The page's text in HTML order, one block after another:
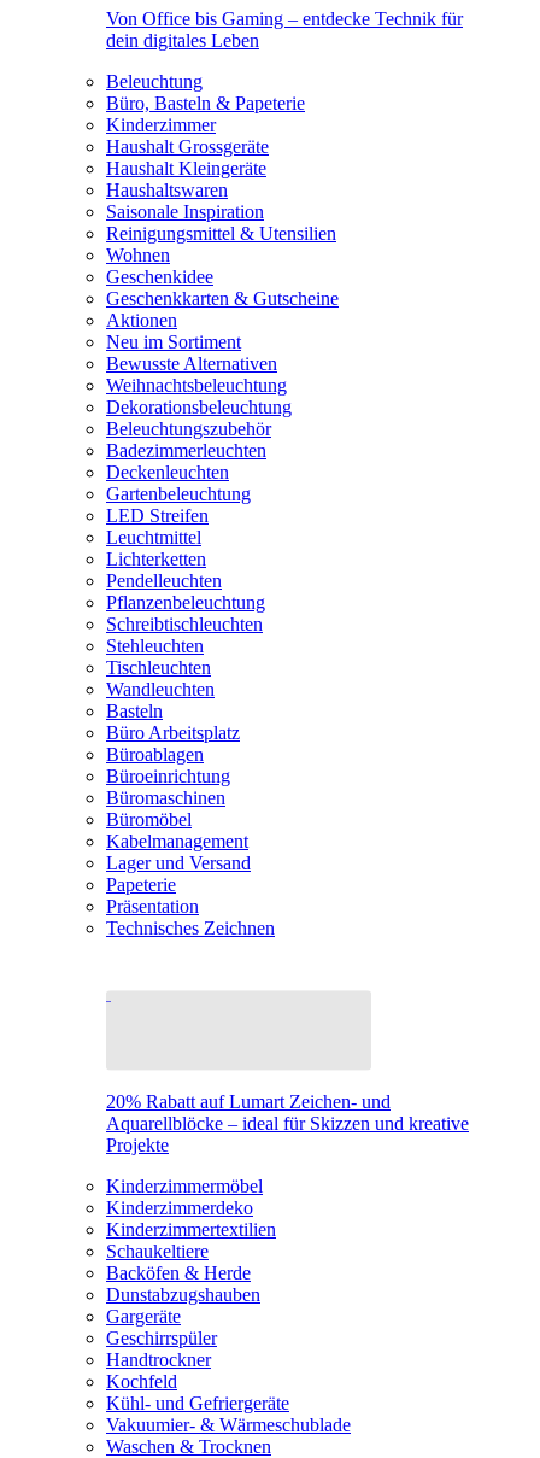
Von Office bis Gaming – entdecke Technik für
dein digitales Leben
Beleuchtung
Büro, Basteln & Papeterie
Kinderzimmer
Haushalt Grossgeräte
Haushalt Kleingeräte
Haushaltswaren
Saisonale Inspiration
Reinigungsmittel & Utensilien
Wohnen
Geschenkidee
Geschenkkarten & Gutscheine
Aktionen
Neu im Sortiment
Bewusste Alternativen
Weihnachtsbeleuchtung
Dekorationsbeleuchtung
Beleuchtungszubehör
Badezimmerleuchten
Deckenleuchten
Gartenbeleuchtung
LED Streifen
Leuchtmittel
Lichterketten
Pendelleuchten
Pflanzenbeleuchtung
Schreibtischleuchten
Stehleuchten
Tischleuchten
Wandleuchten
Basteln
Büro Arbeitsplatz
Büroablagen
Büroeinrichtung
Büromaschinen
Büromöbel
Kabelmanagement
Lager und Versand
Papeterie
Präsentation
Technisches Zeichnen
20% Rabatt auf Lumart Zeichen- und
Aquarellblöcke – ideal für Skizzen und kreative
Projekte
Kinderzimmermöbel
Kinderzimmerdeko
Kinderzimmertextilien
Schaukeltiere
Backöfen & Herde
Dunstabzugshauben
Gargeräte
Geschirrspüler
Handtrockner
Kochfeld
Kühl- und Gefriergeräte
Vakuumier- & Wärmeschublade
Waschen & Trocknen